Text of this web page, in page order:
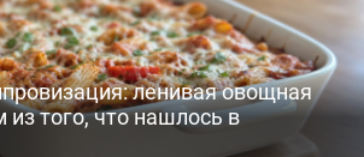
ленивая овощная
того, что нашлось в